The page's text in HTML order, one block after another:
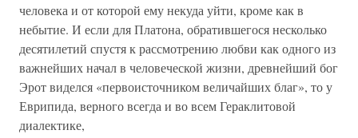
человека и от которой ему некуда уйти, кроме как в
небытие. И если для Платона, обратившегося несколько
десятилетий спустя к рассмотрению любви как одного из
важнейших начал в человеческой жизни, древнейший бог
Эрот виделся «первоисточником величайших благ», то у
Еврипида, верного всегда и во всем Гераклитовой
диалектике,